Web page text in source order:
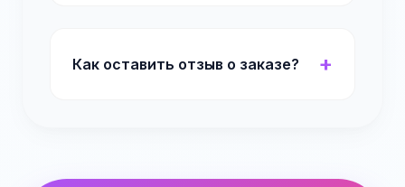
Как оставить отзыв о заказе?